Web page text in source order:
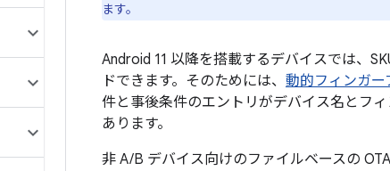
ます。
Android 11 以降を搭載するデバイスでは、
ドできます。そのためには、 動的フィンガー
件と事後条件のエントリがデバイス名とフ
あります。
非 A/B デバイス向けのファイルベースの